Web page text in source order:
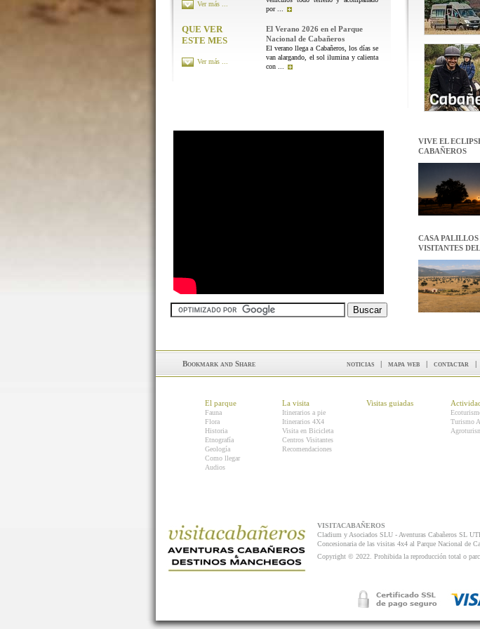
por ...
Ver más ...
QUE VER
ESTE MES
El Verano 2026 en el Parque
Nacional de Cabañeros
El verano llega a Cabañeros, los días se
van alargando, el sol ilumina y calienta
con ...
Ver más ...
VIVE EL
CABAÑEROS
CASA
VISITANTES
noticias | mapa web | contactar |
El parque
Fauna
Flora
Historia
Etnografía
Geología
Como llegar
Audios
La visita
Itinerarios a pie
Itinerarios 4X4
Visita en Bicicleta
Centros Visitantes
Recomendaciones
Visitas guiadas
Turismo
VISITACABAÑEROS
Cladium y Asociados SLU - Aventuras Cabañeros SL
Concesionaria de las visitas 4x4 al Parque Nacional de
Copyright © 2022. Prohibida la reproducción total o